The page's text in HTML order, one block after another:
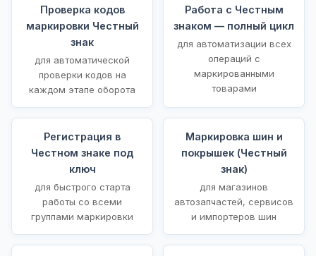
Проверка кодов
маркировки Честный
знак
для автоматической
проверки кодов на
каждом этапе оборота
Работа с Честным
знаком — полный цикл
для автоматизации всех
операций с
маркированными
товарами
Регистрация в
Честном знаке под
ключ
для быстрого старта
работы со всеми
группами маркировки
Маркировка шин и
покрышек (Честный
знак)
для магазинов
автозапчастей, сервисов
и импортеров шин